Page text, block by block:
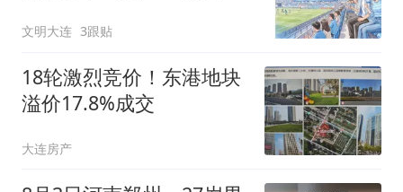
文明大连 3跟贴
18轮激烈竞价！东港地块
溢价17.8%成交
大连房产